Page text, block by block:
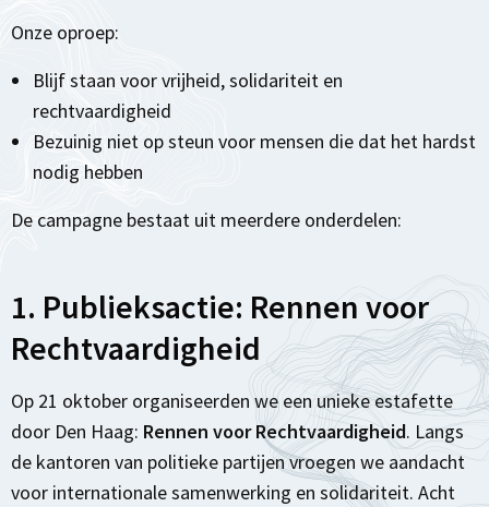
Onze oproep:
Blijf staan voor vrijheid, solidariteit en
rechtvaardigheid
Bezuinig niet op steun voor mensen die dat het hardst
nodig hebben
De campagne bestaat uit meerdere onderdelen:
1. Publieksactie: Rennen voor
Rechtvaardigheid
Op 21 oktober organiseerden we een unieke estafette
door Den Haag: Rennen voor Rechtvaardigheid. Langs
de kantoren van politieke partijen vroegen we aandacht
voor internationale samenwerking en solidariteit. Acht